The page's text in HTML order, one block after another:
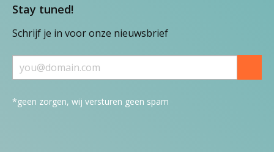
Stay tuned!
Schrijf je in voor onze nieuwsbrief
*geen zorgen, wij versturen geen spam